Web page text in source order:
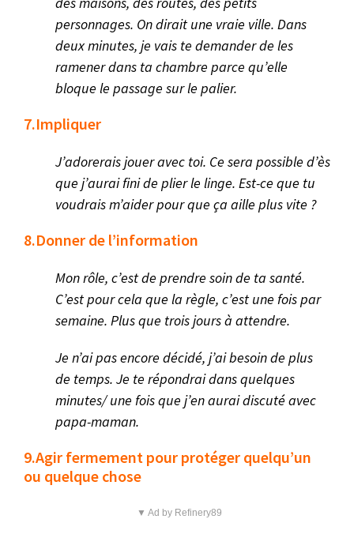
personnages. On dirait une vraie ville. Dans
deux minutes, je vais te demander de les
ramener dans ta chambre parce qu’elle
bloque le passage sur le palier.
7.Impliquer
J’adorerais jouer avec toi. Ce sera possible d’ès
que j’aurai fini de plier le linge. Est-ce que tu
voudrais m’aider pour que ça aille plus vite ?
8.Donner de l’information
Mon rôle, c’est de prendre soin de ta santé.
C’est pour cela que la règle, c’est une fois par
semaine. Plus que trois jours à attendre.
Je n’ai pas encore décidé, j’ai besoin de plus
de temps. Je te répondrai dans quelques
minutes/ une fois que j’en aurai discuté avec
papa-maman.
9.Agir fermement pour protéger quelqu’un
ou quelque chose
▼ Ad by Refinery89